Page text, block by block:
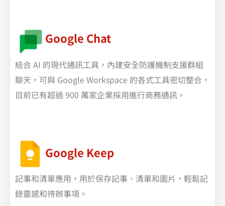
Google Chat
結合 AI 的現代通訊工具，內建安全防護機制支援群組
聊天，可與 Google Workspace 的各式工具密切整合，
目前已有超過 900 萬家企業採用進行商務通訊。
Google Keep
記事和清單應用，用於保存記事、清單和圖片，輕鬆記
錄靈感和待辦事項。